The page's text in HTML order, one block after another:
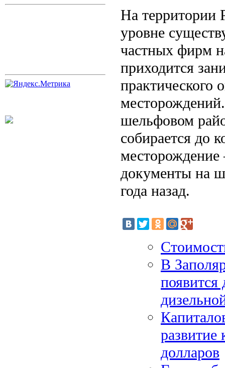
На территории
уровне
частных фирм
приходится
практического
шельфовом
собирается до
документы на
года назад.
В
долларов